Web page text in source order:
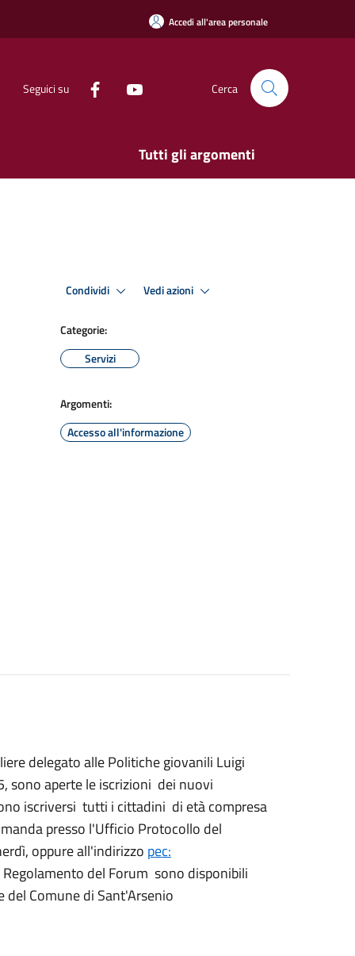
Accedi all'area personale
Seguici su Cerca
Tutti gli argomenti
Condividi Vedi azioni
Categorie:
Servizi
Argomenti:
Accesso all'informazione
delegato alle Politiche giovanili Luigi
aperte le iscrizioni dei nuovi
iscriversi tutti i cittadini di età compresa
presso l'Ufficio Protocollo del
oppure all'indirizzo pec:
del Forum sono disponibili
Comune di Sant'Arsenio